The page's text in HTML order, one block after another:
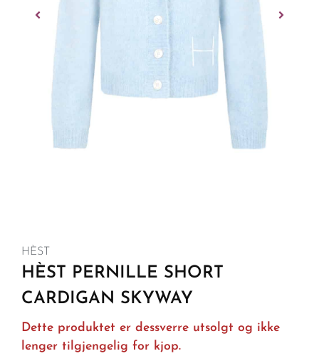
HÈST
HÈST PERNILLE SHORT
CARDIGAN SKYWAY
Dette produktet er dessverre utsolgt og ikke
lenger tilgjengelig for kjop.